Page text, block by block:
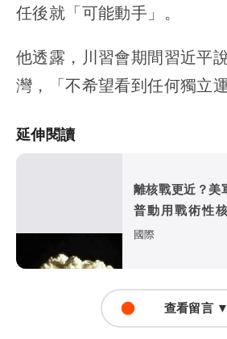
任後就「可能動手」。
他透露，川習會期間習近平
灣，「不希望看到任何獨立運
延伸閱讀
離核戰更近？美
普動用戰術性
者：中俄勢必
國際
查看留言 ▼